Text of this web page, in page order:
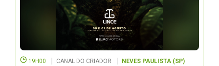
19H00 CANAL DO CRIADOR NEVES PAULISTA (SP)